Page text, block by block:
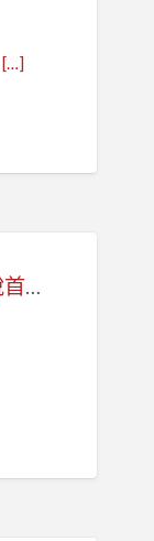
[…]
東方哈利波特 —台裔華人 獲加拿大奇幻小說首獎！